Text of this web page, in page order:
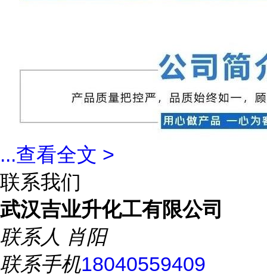
...查看全文 >
联系我们
武汉吉业升化工有限公司
联系人 肖阳
联系手机18040559409